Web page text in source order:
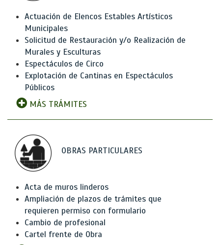
Actuación de Elencos Estables Artísticos
Municipales
Solicitud de Restauración y/o Realización de
Murales y Esculturas
Espectáculos de Circo
Explotación de Cantinas en Espectáculos
Públicos
MÁS TRÁMITES
OBRAS PARTICULARES
Acta de muros linderos
Ampliación de plazos de trámites que
requieren permiso con formulario
Cambio de profesional
Cartel frente de Obra